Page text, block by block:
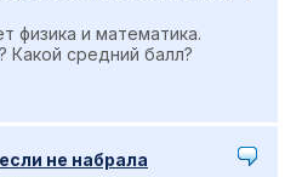
физика и математика.
Какой средний балл?
не набрала